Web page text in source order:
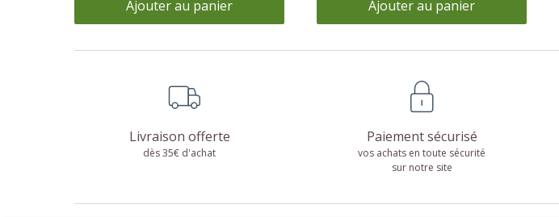
Ajouter au panier Ajouter au panier
Livraison offerte
dès 35€ d'achat
Paiement sécurisé
vos achats en toute sécurité
sur notre site